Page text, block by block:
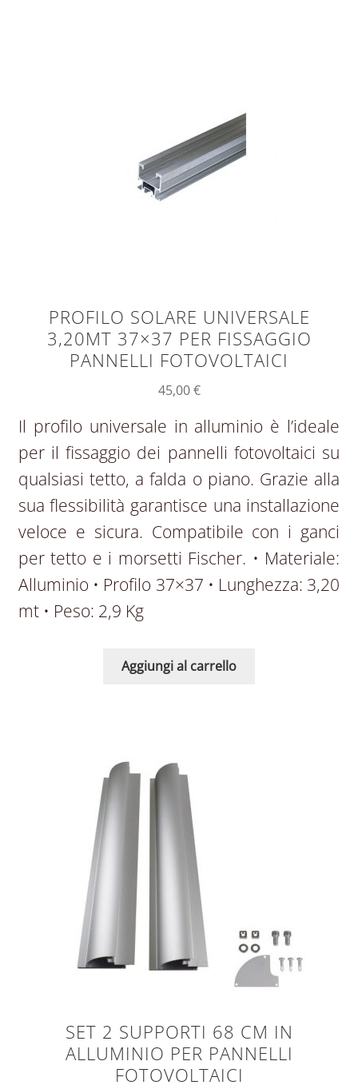
PROFILO SOLARE UNIVERSALE
3,20MT 37×37 PER FISSAGGIO
PANNELLI FOTOVOLTAICI
45,00€
Il profilo universale in alluminio è l’ideale
per il fissaggio dei pannelli fotovoltaici su
qualsiasi tetto, a falda o piano. Grazie alla
sua flessibilità garantisce una installazione
veloce e sicura. Compatibile con i ganci
per tetto e i morsetti Fischer. • Materiale:
Alluminio • Profilo 37×37 • Lunghezza: 3,20
mt • Peso: 2,9 Kg
Aggiungi al carrello
SET 2 SUPPORTI 68 CM IN
ALLUMINIO PER PANNELLI
FOTOVOLTAICI